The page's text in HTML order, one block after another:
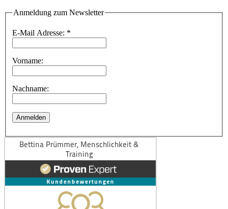
Anmeldung zum Newsletter
E-Mail Adresse: *
Vorname:
Nachname: